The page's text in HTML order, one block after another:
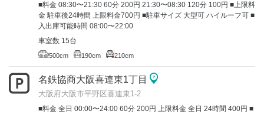
■料金 08:30〜21:30 60分 200円 21:30〜08:30 120分 100円 ■上限料
金 駐車後24時間 上限料金700円 ■駐車サイズ 大型可 ハイルーフ可 ■
入出庫可能時間 08:00〜22:00
車室数 15台
500cm 190cm 210cm
名鉄協商大阪喜連東1丁目
大阪府大阪市平野区喜連東1-2
■料金 全日 00:00〜24:00 60分 200円 上限料金 全日 24時間 400円 ■